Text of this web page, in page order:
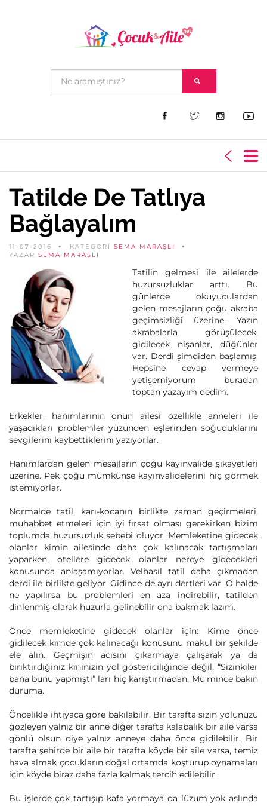
Tatilde De Tatlıya
Bağlayalım
11-07-2016 KATEGORİ SEMA MARAŞLI
YAZAR SEMA MARAŞLI
Tatilin gelmesi ile ailelerde
huzursuzluklar arttı. Bu
günlerde okuyuculardan
gelen mesajların çoğu akraba
geçimsizliği üzerine. Yazın
akrabalarla görüşülecek,
gidilecek nişanlar, düğünler
var. Derdi şimdiden başlamış.
Hepsine cevap vermeye
yetişemiyorum buradan
toptan yazayım dedim.
Erkekler, hanımlarının onun ailesi özellikle anneleri ile
yaşadıkları problemler yüzünden eşlerinden soğuduklarını
sevgilerini kaybettiklerini yazıyorlar.
Hanımlardan gelen mesajların çoğu kayınvalide şikayetleri
üzerine. Pek çoğu mümkünse kayınvalidelerini hiç görmek
istemiyorlar.
Normalde tatil, karı-kocanın birlikte zaman geçirmeleri,
muhabbet etmeleri için iyi fırsat olması gerekirken bizim
toplumda huzursuzluk sebebi oluyor. Memleketine gidecek
olanlar kimin ailesinde daha çok kalınacak tartışmaları
yaparken, otellere gidecek olanlar nereye gidecekleri
konusunda anlaşamıyorlar. Velhasıl tatil daha çıkmadan
derdi ile birlikte geliyor. Gidince de ayrı dertleri var. O halde
ne yapılırsa bu problemleri en aza indirebilir, tatilden
dinlenmiş olarak huzurla gelinebilir ona bakmak lazım.
Önce memleketine gidecek olanlar için: Kime önce
gidilecek kimde çok kalınacağı konusunu makul bir şekilde
ele alın. Geçmişin acısını çıkarmaya çalışarak ya da
biriktirdiğiniz kininizin yol göstericiliğinde değil. “Sizinkiler
bana bunu yapmıştı” ları hiç karıştırmadan. Mü’mince bakın
duruma.
Öncelikle ihtiyaca göre bakılabilir. Bir tarafta sizin yolunuzu
gözleyen yalnız bir anne diğer tarafta kalabalık bir aile varsa
gönlü olsun diye yalnız anneye daha önce gidilebilir. Bir
tarafta şehirde bir aile bir tarafta köyde bir aile varsa, temiz
hava almak çocukların doğal ortamda koşturup oynamaları
için köyde biraz daha fazla kalmak tercih edilebilir.
Bu işlerde çok tartışıp kafa yormaya da lüzum yok aslında